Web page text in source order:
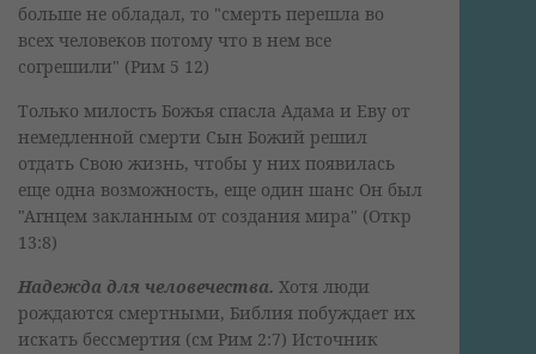
больше не обладал, то "смерть перешла во
всех человеков потому что в нем все
согрешили" (Рим 5 12)
Только милость Божья спасла Адама и Еву от
немедленной смерти Сын Божий решил
отдать Свою жизнь, чтобы у них появилась
еще одна возможность, еще один шанс Он был
"Агнцем закланным от создания мира" (Откр
13:8)
Надежда для человечества. Хотя люди
рождаются смертными, Библия побуждает их
искать бессмертия (см Рим 2:7) Источник